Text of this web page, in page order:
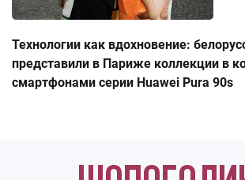
Технологии как вдохновение:
представили в Париже коллекции в
смартфонами серии Huawei Pura 90s